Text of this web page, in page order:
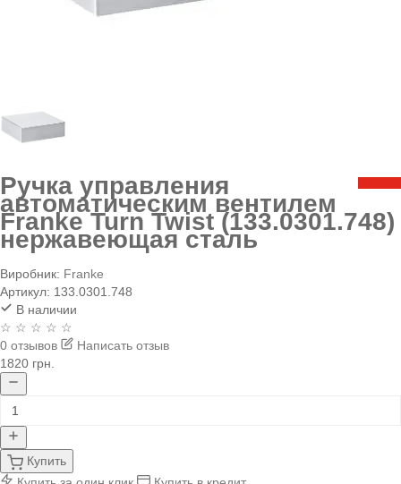
Ручка управления
автоматическим вентилем
Franke Turn Twist (133.0301.748)
нержавеющая сталь
Виробник: Franke
Артикул: 133.0301.748
В наличии
☆ ☆ ☆ ☆ ☆
0 отзывов
Написать отзыв
1820 грн.
Купить